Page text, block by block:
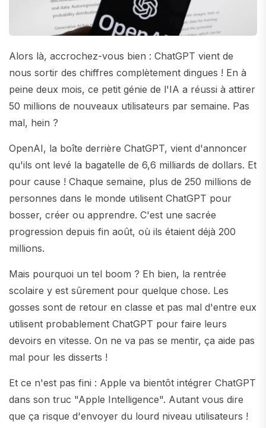
Alors là, accrochez-vous bien : ChatGPT vient de
nous sortir des chiffres complètement dingues ! En à
peine deux mois, ce petit génie de l'IA a réussi à attirer
50 millions de nouveaux utilisateurs par semaine. Pas
mal, hein ?
OpenAI, la boîte derrière ChatGPT, vient d'annoncer
qu'ils ont levé la bagatelle de 6,6 milliards de dollars. Et
pour cause ! Chaque semaine, plus de 250 millions de
personnes dans le monde utilisent ChatGPT pour
bosser, créer ou apprendre. C'est une sacrée
progression depuis fin août, où ils étaient déjà 200
millions.
Mais pourquoi un tel boom ? Eh bien, la rentrée
scolaire y est sûrement pour quelque chose. Les
gosses sont de retour en classe et pas mal d'entre eux
utilisent probablement ChatGPT pour faire leurs
devoirs en vitesse. On ne va pas se mentir, ça aide pas
mal pour les disserts !
Et ce n'est pas fini : Apple va bientôt intégrer ChatGPT
dans son truc "Apple Intelligence". Autant vous dire
que ça risque d'envoyer du lourd niveau utilisateurs !